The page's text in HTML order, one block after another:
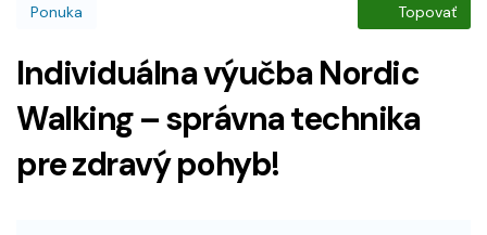
Ponuka Topovať
Individuálna výučba Nordic
Walking – správna technika
pre zdravý pohyb!